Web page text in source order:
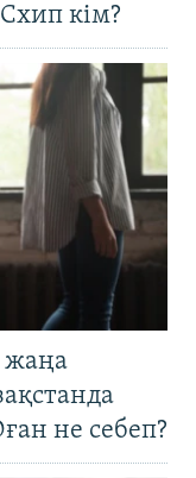
кім?
жаңа
не себеп?